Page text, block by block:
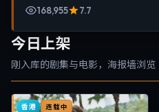
168,955
7.7
今日上架
刚入库的剧集与电影，海报墙浏览
香港 连载中